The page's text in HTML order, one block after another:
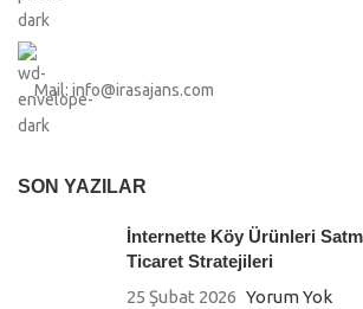
Mail: info@irasajans.com
SON YAZILAR
İnternette Köy Ürünleri
Ticaret Stratejileri
25 Şubat 2026 Yorum Yok